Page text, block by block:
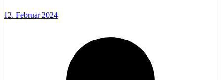
12. Februar 2024